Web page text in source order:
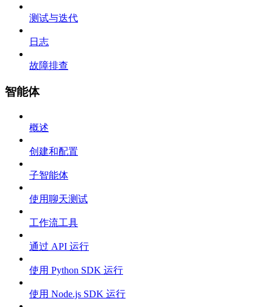
测试与迭代
日志
故障排查
智能体
概述
创建和配置
子智能体
使用聊天测试
工作流工具
通过 API 运行
使用 Python SDK 运行
使用 Node.js SDK 运行